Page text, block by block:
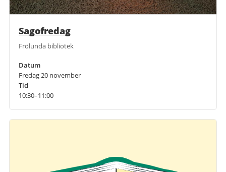
Sagofredag
Frölunda bibliotek
Datum
Fredag 20 november
Tid
10:30–11:00